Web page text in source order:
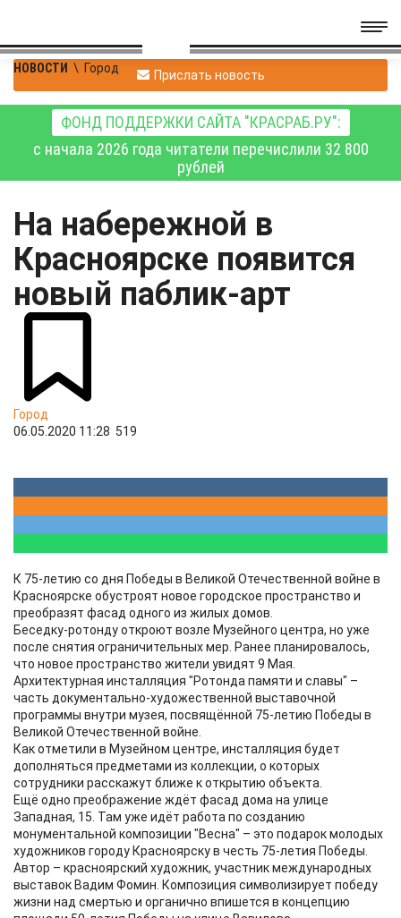
НОВОСТИ \ Город Прислать новость
ФОНД ПОДДЕРЖКИ САЙТА "КРАСРАБ.РУ":
с начала 2026 года читатели перечислили 32 800
рублей
На набережной в
Красноярске появится
новый паблик-арт
Город
06.05.2020 11:28 519
К 75-летию со дня Победы в Великой Отечественной войне в
Красноярске обустроят новое городское пространство и
преобразят фасад одного из жилых домов.
Беседку-ротонду откроют возле Музейного центра, но уже
после снятия ограничительных мер. Ранее планировалось,
что новое пространство жители увидят 9 Мая.
Архитектурная инсталляция "Ротонда памяти и славы" –
часть документально-художественной выставочной
программы внутри музея, посвящённой 75-летию Победы в
Великой Отечественной войне.
Как отметили в Музейном центре, инсталляция будет
дополняться предметами из коллекции, о которых
сотрудники расскажут ближе к открытию объекта.
Ещё одно преображение ждёт фасад дома на улице
Западная, 15. Там уже идёт работа по созданию
монументальной композиции "Весна" – это подарок молодых
художников городу Красноярску в честь 75-летия Победы.
Автор – красноярский художник, участник международных
выставок Вадим Фомин. Композиция символизирует победу
жизни над смертью и органично впишется в концепцию